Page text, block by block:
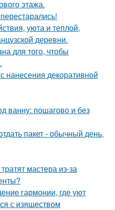
этажа.
уюта и теплой,
деревни.
для того, чтобы
декоративной
ванну: пошагово и без
пакет - обычный день,
мастера из-за
гармонии, где уют
с изяществом